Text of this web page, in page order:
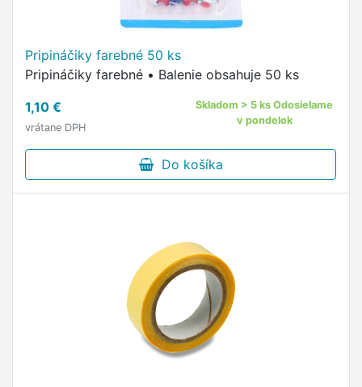
Pripináčiky farebné 50 ks
Pripináčiky farebné • Balenie obsahuje 50 ks
1,10 €
vrátane DPH
Skladom > 5 ks Odosielame
v pondelok
Do košíka